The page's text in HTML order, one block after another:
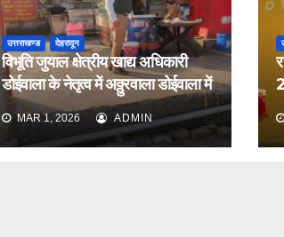
उत्तराखण्ड देहरादून
विभूति जुयाल क्षेत्रीय खाद्य अधिकारी
डोईवाला के नेतृत्व में अठ्ठुरवाला डोईवाला में
औचक निरीक्षण किया
MAR 1, 2026 ADMIN